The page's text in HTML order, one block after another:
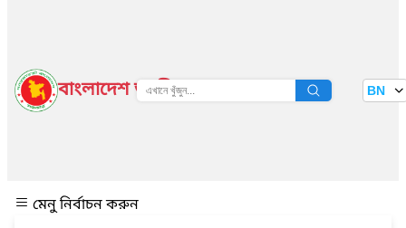
বাংলাদেশ জাতীয় তথ্য বাতায়ন BN
মেনু নির্বাচন করুন